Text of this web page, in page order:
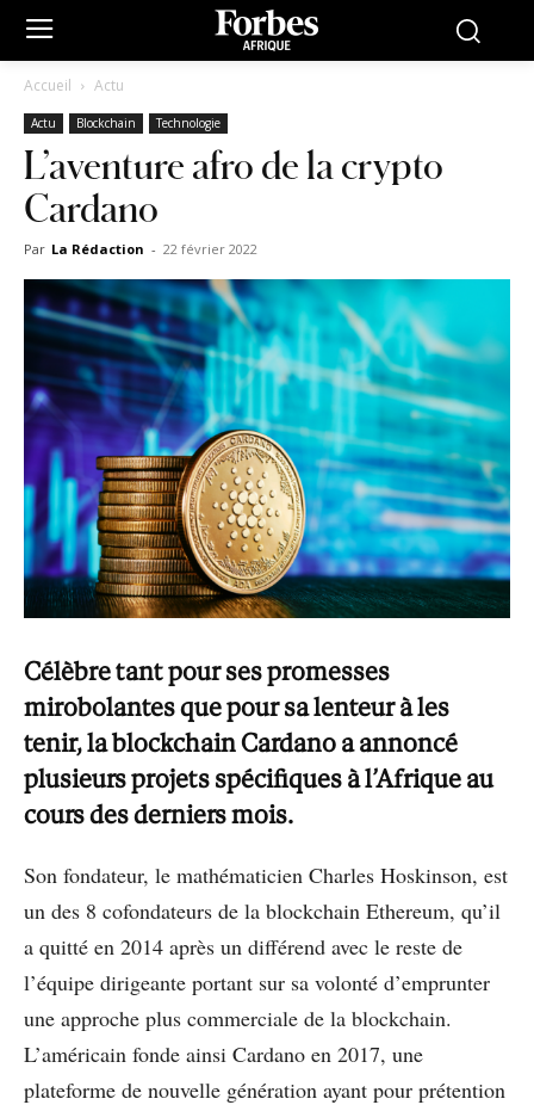
Accueil Actu
Actu Blockchain Technologie
L’aventure afro de la crypto
Cardano
Par La Rédaction - 22 février 2022
Célèbre tant pour ses promesses
mirobolantes que pour sa lenteur à les
tenir, la blockchain Cardano a annoncé
plusieurs projets spécifiques à l’Afrique au
cours des derniers mois.
Son fondateur, le mathématicien Charles Hoskinson, est
un des 8 cofondateurs de la blockchain Ethereum, qu’il
a quitté en 2014 après un différend avec le reste de
l’équipe dirigeante portant sur sa volonté d’emprunter
une approche plus commerciale de la blockchain.
L’américain fonde ainsi Cardano en 2017, une
plateforme de nouvelle génération ayant pour prétention